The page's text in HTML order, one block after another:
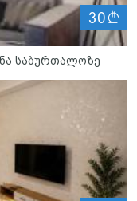
30
საბურთალოზე